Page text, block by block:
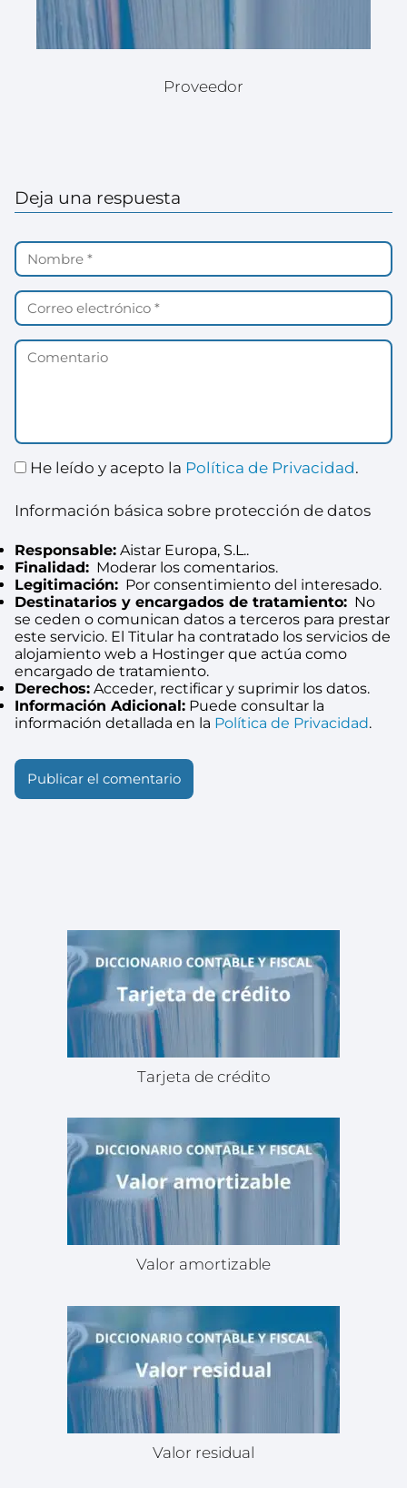
Proveedor
Deja una respuesta
He leído y acepto la Política de Privacidad.
Información básica sobre protección de datos
Responsable: Aistar Europa, S.L..
Finalidad: Moderar los comentarios.
Legitimación: Por consentimiento del interesado.
Destinatarios y encargados de tratamiento: No
se ceden o comunican datos a terceros para prestar
este servicio. El Titular ha contratado los servicios de
alojamiento web a Hostinger que actúa como
encargado de tratamiento.
Derechos: Acceder, rectificar y suprimir los datos.
Información Adicional: Puede consultar la
información detallada en la Política de Privacidad.
Tarjeta de crédito
Valor amortizable
Valor residual